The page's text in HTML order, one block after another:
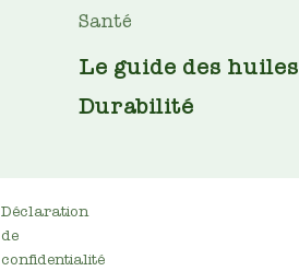
Santé
Le guide des huiles
Durabilité
Déclaration
de
confidentialité